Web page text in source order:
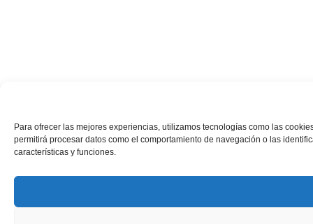
Para ofrecer las mejores experiencias, utilizamos tecnologías como las
permitirá procesar datos como el comportamiento de navegación o las
características y funciones.